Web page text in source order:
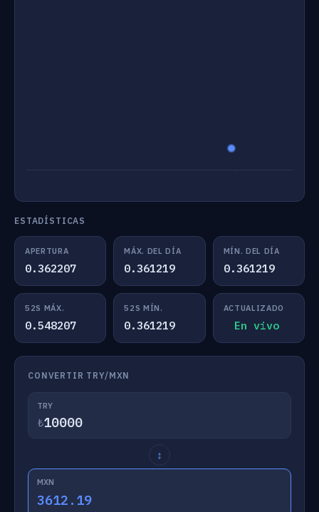
ESTADÍSTICAS
APERTURA
0.362207
MÁX. DEL DÍA
0.361219
MÍN. DEL DÍA
0.361219
52S MÁX.
0.548207
52S MÍN.
0.361219
ACTUALIZADO
En vivo
CONVERTIR TRY/MXN
TRY
₺
↕
MXN
3612.19